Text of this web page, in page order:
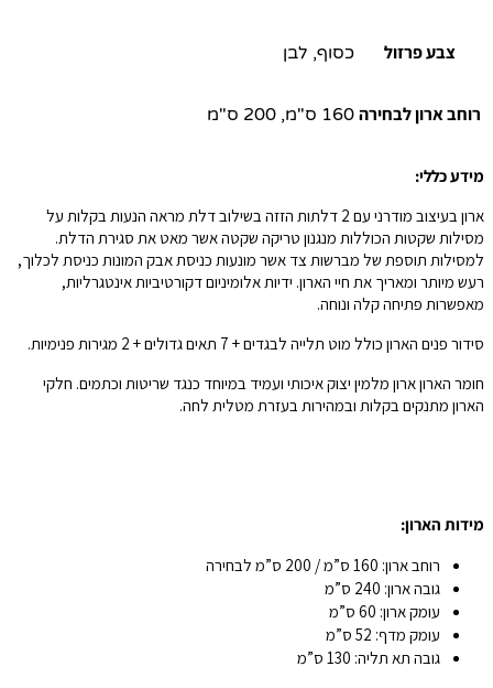
מידע כללי:
ארון בעיצוב מודרני עם 2 דלתות הזזה בשילוב דלת מראה הנעות בקלות על
מסילות שקטות הכוללות מנגנון טריקה שקטה אשר מאט את סגירת הדלת.
למסילות תוספת של מברשות צד אשר מונעות כניסת אבק המונות כניסת לכלוך,
רעש מיותר ומאריך את חיי הארון. ידיות אלומיניום דקורטיביות אינטגרליות,
מאפשרות פתיחה קלה ונוחה.
סידור פנים הארון כולל מוט תלייה לבגדים + 7 תאים גדולים + 2 מגירות פנימיות.
חומר הארון ארון מלמין יצוק איכותי ועמיד במיוחד כנגד שריטות וכתמים. חלקי
הארון מתנקים בקלות ובמהירות בעזרת מטלית לחה.
מידות הארון:
רוחב ארון: 160 ס”מ / 200 ס”מ לבחירה
גובה ארון: 240 ס”מ
עומק ארון: 60 ס”מ
עומק מדף: 52 ס”מ
גובה תא תליה: 130 ס”מ
צבע פרזול כסוף, לבן
רוחב ארון לבחירה 160 ס"מ, 200 ס"מ